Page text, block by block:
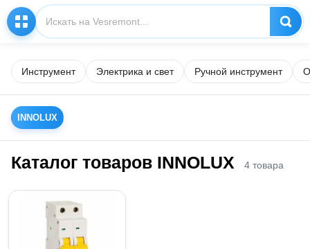
Инструмент Электрика и свет Ручной инструмент
INNOLUX
Каталог товаров INNOLUX 4 товара